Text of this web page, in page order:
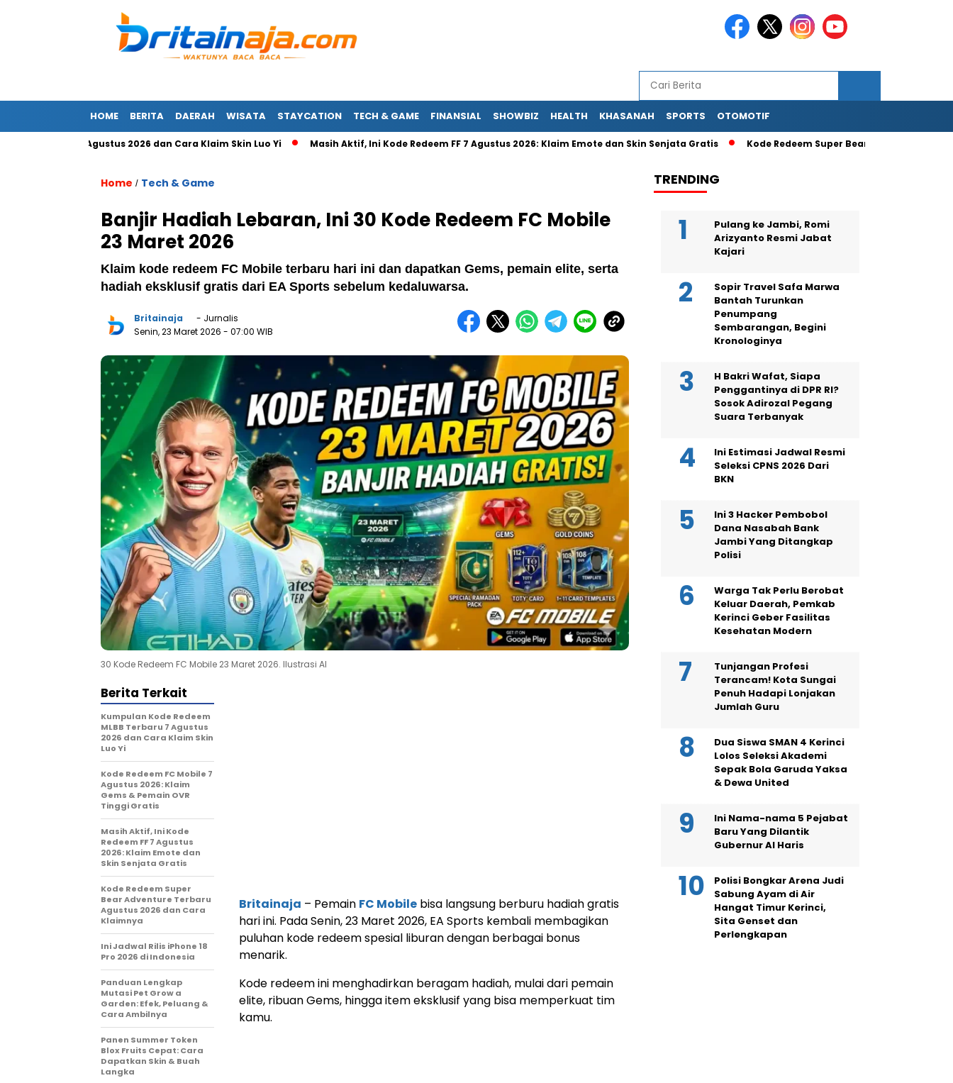
HOME BERITA DAERAH WISATA STAYCATION TECH & GAME FINANSIAL SHOWBIZ HEALTH KHASANAH SPORTS OTOMOTIF
7 Agustus 2026 dan Cara Klaim Skin Luo Yi Masih Aktif, Ini Kode Redeem FF 7 Agustus 2026: Klaim Emote dan Skin Senjata Gratis Kode Redeem Super Bear Adventure Terbaru
Home / Tech & Game
Banjir Hadiah Lebaran, Ini 30 Kode Redeem FC Mobile
23 Maret 2026
Klaim kode redeem FC Mobile terbaru hari ini dan dapatkan Gems, pemain elite, serta
hadiah eksklusif gratis dari EA Sports sebelum kedaluwarsa.
Britainaja
- Jurnalis
Senin, 23 Maret 2026 - 07:00 WIB
30 Kode Redeem FC Mobile 23 Maret 2026. Ilustrasi AI
Britainaja – Pemain FC Mobile bisa langsung berburu hadiah gratis
hari ini. Pada Senin, 23 Maret 2026, EA Sports kembali membagikan
puluhan kode redeem spesial liburan dengan berbagai bonus
menarik.
Kode redeem ini menghadirkan beragam hadiah, mulai dari pemain
elite, ribuan Gems, hingga item eksklusif yang bisa memperkuat tim
kamu.
Berita Terkait
Kumpulan Kode Redeem
MLBB Terbaru 7 Agustus
2026 dan Cara Klaim Skin
Luo Yi
Kode Redeem FC Mobile 7
Agustus 2026: Klaim
Gems & Pemain OVR
Tinggi Gratis
Masih Aktif, Ini Kode
Redeem FF 7 Agustus
2026: Klaim Emote dan
Skin Senjata Gratis
Kode Redeem Super
Bear Adventure Terbaru
Agustus 2026 dan Cara
Klaimnya
Ini Jadwal Rilis iPhone 18
Pro 2026 di Indonesia
Panduan Lengkap
Mutasi Pet Grow a
Garden: Efek, Peluang &
Cara Ambilnya
Panen Summer Token
Blox Fruits Cepat: Cara
Dapatkan Skin & Buah
Langka
TRENDING
Pulang ke Jambi, Romi
Arizyanto Resmi Jabat
Kajari
Sopir Travel Safa Marwa
Bantah Turunkan
Penumpang
Sembarangan, Begini
Kronologinya
H Bakri Wafat, Siapa
Penggantinya di DPR RI?
Sosok Adirozal Pegang
Suara Terbanyak
Ini Estimasi Jadwal Resmi
Seleksi CPNS 2026 Dari
BKN
Ini 3 Hacker Pembobol
Dana Nasabah Bank
Jambi Yang Ditangkap
Polisi
Warga Tak Perlu Berobat
Keluar Daerah, Pemkab
Kerinci Geber Fasilitas
Kesehatan Modern
Tunjangan Profesi
Terancam! Kota Sungai
Penuh Hadapi Lonjakan
Jumlah Guru
Dua Siswa SMAN 4 Kerinci
Lolos Seleksi Akademi
Sepak Bola Garuda Yaksa
& Dewa United
Ini Nama-nama 5 Pejabat
Baru Yang Dilantik
Gubernur Al Haris
Polisi Bongkar Arena Judi
Sabung Ayam di Air
Hangat Timur Kerinci,
Sita Genset dan
Perlengkapan